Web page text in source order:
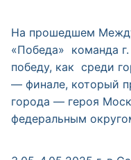
На прошедшем
«Победа» команда
победу, как среди
— финале, который
города — героя
федеральным